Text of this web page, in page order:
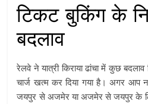
टिकट बुकिंग के
बदलाव
रेलवे ने यात्री किराया ढांचा में कुछ
चार्ज खत्म कर दिया गया है। अगर आप
जयपुर से अजमेर या अजमेर से जयपुर के